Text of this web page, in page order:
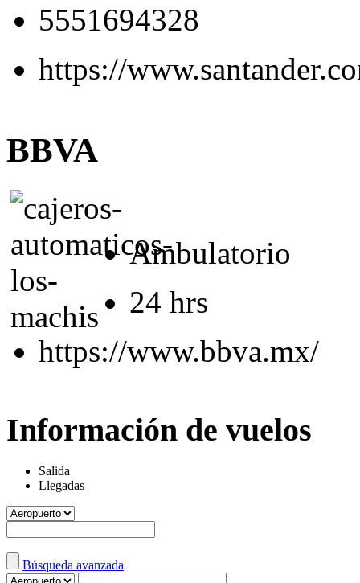
5551694328
https://
BBVA
Ambulatorio
24 hrs
https://www.bbva.mx/
Información de vuelos
Salida
Llegadas
Búsqueda avanzada